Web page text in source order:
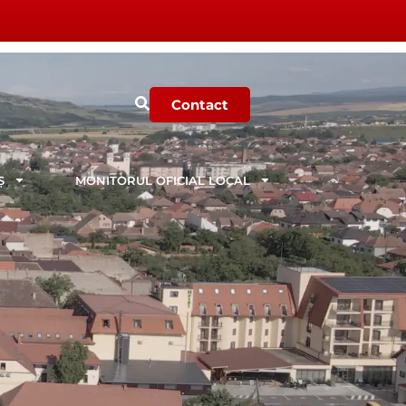
Contact
MONITORUL OFICIAL LOCAL